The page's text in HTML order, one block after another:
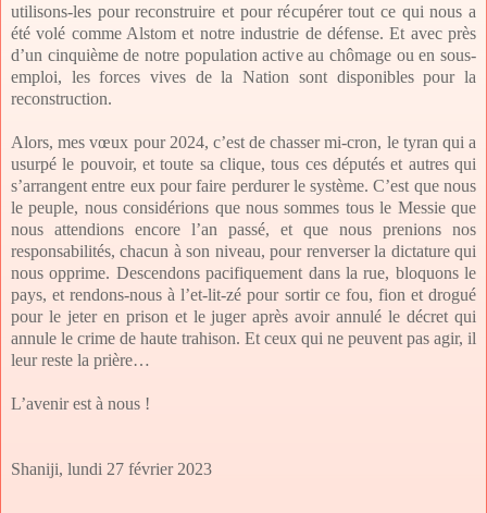
utilisons-les pour reconstruire et pour récupérer tout ce qui nous a
été volé comme Alstom et notre industrie de défense. Et avec près
d’un cinquième de notre population active au chômage ou en sous-
emploi, les forces vives de la Nation sont disponibles pour la
reconstruction.
Alors, mes vœux pour 2024, c’est de chasser mi-cron, le tyran qui a
usurpé le pouvoir, et toute sa clique, tous ces députés et autres qui
s’arrangent entre eux pour faire perdurer le système. C’est que nous
le peuple, nous considérions que nous sommes tous le Messie que
nous attendions encore l’an passé, et que nous prenions nos
responsabilités, chacun à son niveau, pour renverser la dictature qui
nous opprime. Descendons pacifiquement dans la rue, bloquons le
pays, et rendons-nous à l’et-lit-zé pour sortir ce fou, fion et drogué
pour le jeter en prison et le juger après avoir annulé le décret qui
annule le crime de haute trahison. Et ceux qui ne peuvent pas agir, il
leur reste la prière…
L’avenir est à nous !
Shaniji, lundi 27 février 2023